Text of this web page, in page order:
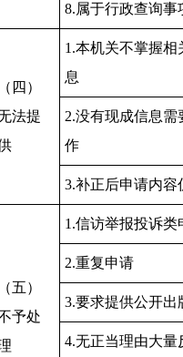
8.属于行政查询事
（四）
法提
1.本机关不掌握相
息
2.没有现成信息需
作
3.补正后申请内容
（五）
予处
1.信访举报投诉类
2.重复申请
3.要求提供公开出
4.无正当理由大量